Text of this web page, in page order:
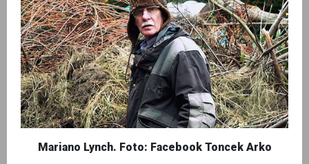
Mariano Lynch. Foto: Facebook Toncek Arko